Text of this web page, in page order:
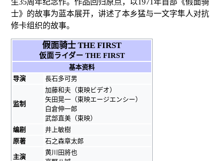
生35周年纪念作。作品回归原点，以1971年首部《假面骑
士》的故事为蓝本展开，讲述了本乡猛与一文字隼人对抗
修卡组织的故事。
假面骑士 THE FIRST
仮面ライダー THE FIRST
基本资料
导演
長石多可男
监制
加藤和夫（東映ビデオ）
矢田晃一（東映エージエンシー）
白倉伸一郎
武部直美（東映）
编剧
井上敏樹
原著
石之森章太郎
主演
黄川田將也